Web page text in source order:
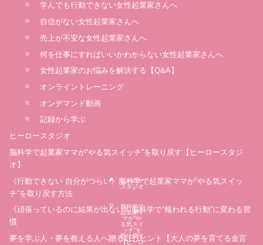
学んでも行動できない女性起業家さんへ
自信がない女性起業家さんへ
売上が不安な女性起業家さんへ
何を仕事にすればいいかわからない女性起業家さんへ
女性起業家のお悩みを解決する【Q&A】
オンライントレーニング
オンデマンド動画
記録から学ぶ
ヒーロースタジオ
脳科学で起業家ママが“やる気スイッチ”を取り戻す【ヒーロースタジ
オ】
《行動できない 自分がつらい》脳科学で起業家ママが“やる気スイッ
チ”を取り戻す方法
《頑張っているのに結果が出ない》脳科学で“報われる行動”に変わる習
慣
夢を学ぶ人・夢を教える人へ贈る1日1ヒント【大人の夢を育てる金言
ヒーロー
スタジオ
脳科学で
起業家マ
マが“や
る気スイ
ッチ”を
取り戻す
【ヒーロ